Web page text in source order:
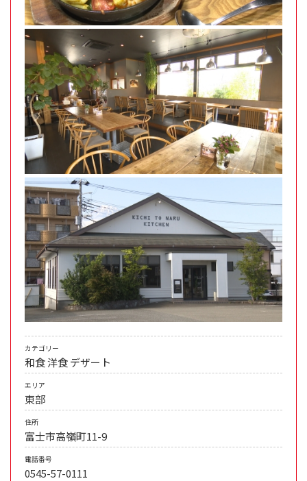
カテゴリー
和食洋食デザート
エリア
東部
住所
富士市高嶺町11-9
電話番号
0545-57-0111